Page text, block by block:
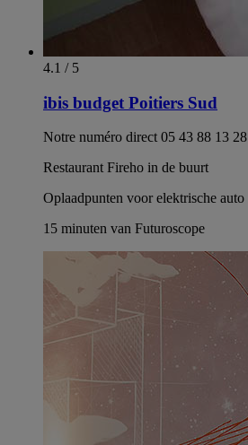
4.1 / 5
ibis budget Poitiers Sud
Notre numéro direct 05 43 88 13 28
Restaurant Fireho in de buurt
Oplaadpunten voor elektrische auto
15 minuten van Futuroscope